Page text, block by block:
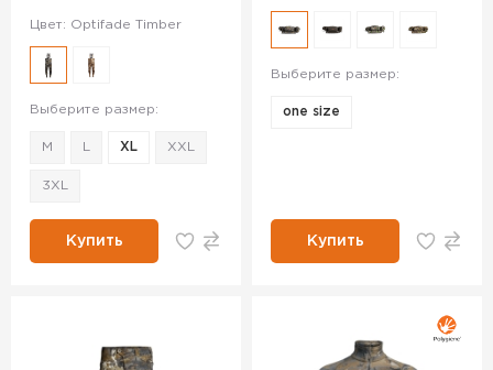
Цвет: Optifade Timber
Выберите размер:
M XL XXL
3XL
Купить
Выберите размер:
one size
Купить